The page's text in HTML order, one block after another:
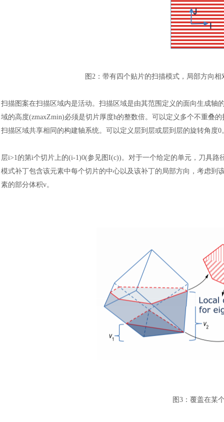
图 2 ： 带有四个贴片的扫描模式，局部方向相
扫描图案在扫描区域内是活动。扫描区域是由其范围定义的面向生成轴
域的高度(zmaxZmin)必须是切片厚度h的整数倍。可以定义多个不重叠
扫描区域共享相同的构建轴系统。可以定义层到层或层到层的旋转角度
层i>1的第i个切片上的(i-1)0(参见图I(c))。对于一个给定的单元，刀具
模式补丁包含该元素中每个切片的中心以及该补丁的局部方向，考虑
素的部分体积v。
图 3：覆盖在某
汽车交通